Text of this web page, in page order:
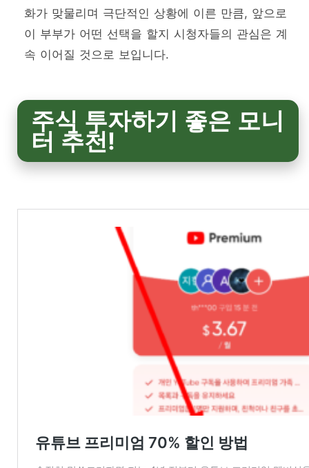
화가 맞물리며 극단적인 상황에 이른 만큼, 앞으로
이 부부가 어떤 선택을 할지 시청자들의 관심은 계
속 이어질 것으로 보입니다.
주식 투자하기 좋은 모니
터 추천!